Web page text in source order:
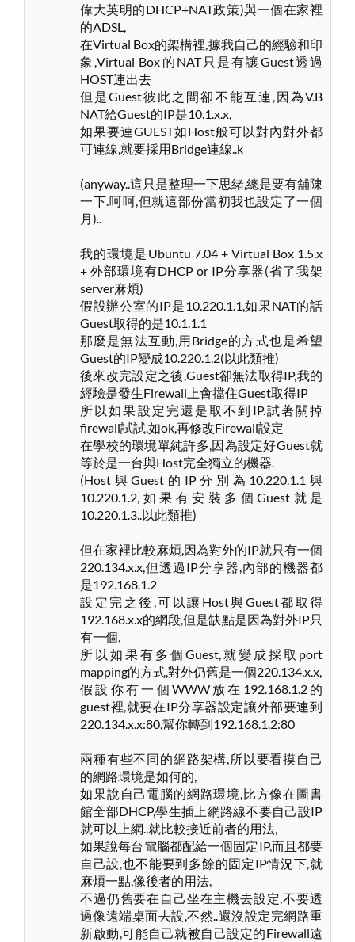
偉大英明的DHCP+NAT政策)與一個在家裡
的ADSL,
在Virtual Box的架構裡,據我自己的經驗和印
象,Virtual Box的NAT只是有讓Guest透過
HOST連出去
但是Guest彼此之間卻不能互連,因為V.B
NAT給Guest的IP是10.1.x.x,
如果要連GUEST如Host般可以對內對外都
可連線,就要採用Bridge連線..k
(anyway..這只是整理一下思緒,總是要有舖陳
一下.呵呵,但就這部份當初我也設定了一個
月)..
我的環境是Ubuntu 7.04 + Virtual Box 1.5.x
+ 外部環境有DHCP or IP分享器(省了我架
server麻煩)
假設辦公室的IP是10.220.1.1,如果NAT的話
Guest取得的是10.1.1.1
那麼是無法互動,用Bridge的方式也是希望
Guest的IP變成10.220.1.2(以此類推)
後來改完設定之後,Guest卻無法取得IP,我的
經驗是發生Firewall上會擋住Guest取得IP
所以如果設定完還是取不到IP.試著關掉
firewall試試,如ok,再修改Firewall設定
在學校的環境單純許多,因為設定好Guest就
等於是一台與Host完全獨立的機器.
(Host與Guest的IP分別為10.220.1.1與
10.220.1.2,如果有安裝多個Guest就是
10.220.1.3..以此類推)
但在家裡比較麻煩,因為對外的IP就只有一個
220.134.x.x,但透過IP分享器,內部的機器都
是192.168.1.2
設定完之後,可以讓Host與Guest都取得
192.168.x.x的網段,但是缺點是因為對外IP只
有一個,
所以如果有多個Guest,就變成採取port
mapping的方式,對外仍舊是一個220.134.x.x,
假設你有一個WWW放在192.168.1.2的
guest裡,就要在IP分享器設定讓外部要連到
220.134.x.x:80,幫你轉到192.168.1.2:80
兩種有些不同的網路架構,所以要看摸自己
的網路環境是如何的,
如果說自己電腦的網路環境,比方像在圖書
館全部DHCP,學生插上網路線不要自己設IP
就可以上網..就比較接近前者的用法,
如果說每台電腦都配給一個固定IP,而且都要
自己設,也不能要到多餘的固定IP情況下,就
麻煩一點,像後者的用法,
不過仍舊要在自己坐在主機去設定,不要透
過像遠端桌面去設,不然..還沒設定完網路重
新啟動,可能自己就被自己設定的Firewall遠